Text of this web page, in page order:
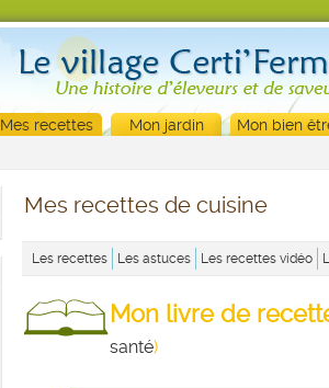
Mes recettes Mon jardin Mon bien
Mes recettes de cuisine
Les recettes Les astuces Les recettes vidéo
Mon livre de
santé)